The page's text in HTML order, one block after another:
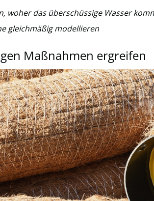
woher das überschüssige Wasser
gleichmäßig modellieren
Maßnahmen ergreifen